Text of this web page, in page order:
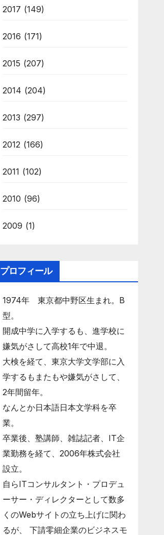
2017 (149)
2016 (171)
2015 (207)
2014 (204)
2013 (297)
2012 (166)
2011 (102)
2010 (96)
2009 (1)
プロフィール
1974年 東京都中野区生まれ。B
型。
開成中学に入学するも、進学校に
嫌気がさして高校1年で中退。
大検を経て、東京大学文学部に入
学するもまたもや嫌気がさして、
2年間留年。
なんとか日本語日本文学科を卒
業。
卒業後、塾講師、雑誌記者、IT企
業勤務を経て、2006年株式会社
設立。
自らITコンサルタント・プロデュ
ーサー・ディレクターとして数多
くのWebサイトの立ち上げに関わ
るが、 下請零細企業のビジネスモ